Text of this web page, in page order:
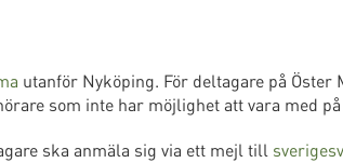
utanför Nyköping. För deltagare på
som inte har möjlighet att vara med
ska anmäla sig via ett mejl till